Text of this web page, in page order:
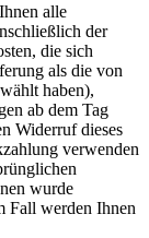
alle
der
die sich
als die von
haben),
ab dem Tag
Widerruf dieses
verwenden
wurde
Fall werden Ihnen